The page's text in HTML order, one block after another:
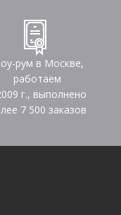
рум в Москве,
работаем
г., выполнено
7 500 заказов